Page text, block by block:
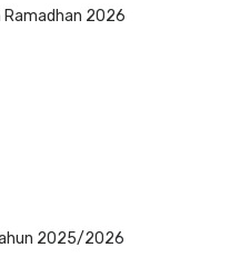
Ramadhan 2026
2025/2026